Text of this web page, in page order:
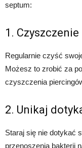
septum:
1. Czyszczenie
Regularnie czyść
Możesz to zrobić za
czyszczenia
2. Unikaj
Staraj się nie dotykać
przenoszenia bakterii